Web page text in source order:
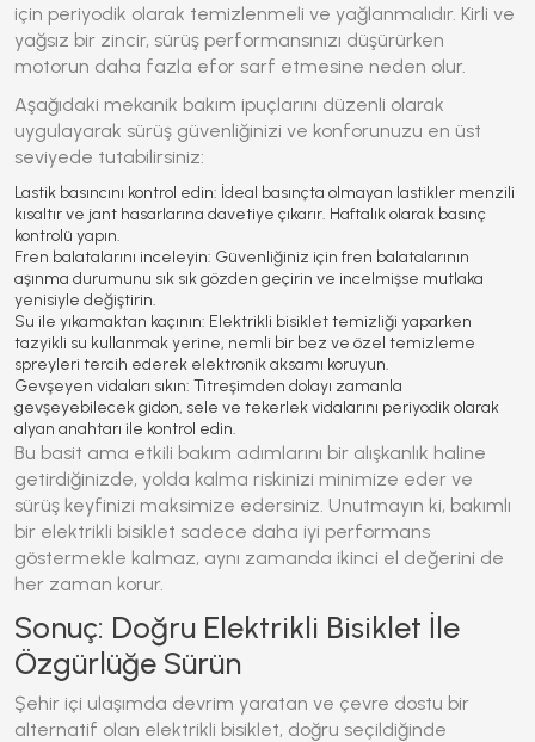
için periyodik olarak temizlenmeli ve yağlanmalıdır. Kirli ve
yağsız bir zincir, sürüş performansınızı düşürürken
motorun daha fazla efor sarf etmesine neden olur.
Aşağıdaki mekanik bakım ipuçlarını düzenli olarak
uygulayarak sürüş güvenliğinizi ve konforunuzu en üst
seviyede tutabilirsiniz:
Lastik basıncını kontrol edin: İdeal basınçta olmayan lastikler menzili
kısaltır ve jant hasarlarına davetiye çıkarır. Haftalık olarak basınç
kontrolü yapın.
Fren balatalarını inceleyin: Güvenliğiniz için fren balatalarının
aşınma durumunu sık sık gözden geçirin ve incelmişse mutlaka
yenisiyle değiştirin.
Su ile yıkamaktan kaçının: Elektrikli bisiklettemizliği yaparken
tazyikli su kullanmak yerine, nemli bir bez ve özel temizleme
spreyleri tercih ederek elektronik aksamı koruyun.
Gevşeyen vidaları sıkın: Titreşimden dolayı zamanla
gevşeyebilecek gidon, sele ve tekerlek vidalarını periyodik olarak
alyan anahtarı ile kontrol edin.
Bu basit ama etkili bakım adımlarını bir alışkanlık haline
getirdiğinizde, yolda kalma riskinizi minimize eder ve
sürüş keyfinizi maksimize edersiniz. Unutmayın ki, bakımlı
bir elektrikli bisiklet sadece daha iyi performans
göstermekle kalmaz, aynı zamanda ikinci el değerini de
her zaman korur.
Sonuç: Doğru Elektrikli Bisiklet İle
Özgürlüğe Sürün
Şehir içi ulaşımda devrim yaratan ve çevre dostu bir
alternatif olan elektrikli bisiklet, doğru seçildiğinde